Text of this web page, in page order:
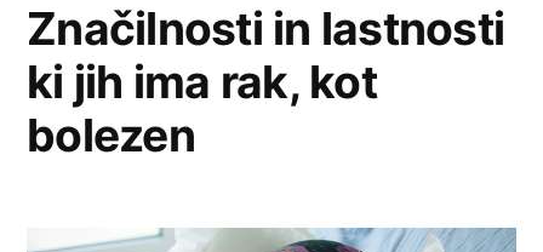
Značilnosti in lastnosti
ki jih ima rak, kot
bolezen